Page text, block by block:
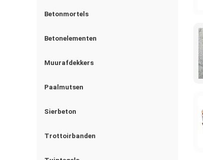
Betonmortels
Betonelementen
Muurafdekkers
Paalmutsen
Sierbeton
Trottoirbanden